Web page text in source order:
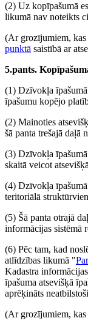
(2) Uz kopīpašumā
likumā nav noteikts
(Ar grozījumiem,
punktā saistībā ar
5.pants.
(1) Dzīvokļa
īpašumu kopējo
(2) Mainoties
šā panta trešajā daļā
(3) Dzīvokļa īpašumā
skaitā veicot
(4) Dzīvokļa īpašumā
teritoriālā
(5) Šā panta otrajā
informācijas sistēmā
(6) Pēc tam, kad
atlīdzības likumā "
Kadastra
īpašuma atsevišķā
aprēķināts
(Ar grozījumiem,